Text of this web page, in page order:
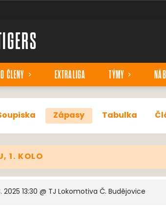
ČLENY EXTRALIGA TÝMY
Zápasy Tabulka
1. KOLO
2025 13:30 @ TJ Lokomotiva Č. Budějovice